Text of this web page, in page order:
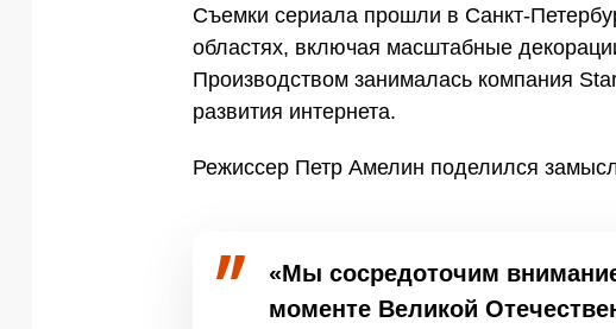
Съемки сериала прошли в Санкт-
областях, включая масштабные
Производством занималась компания
развития интернета.
Режиссер Петр Амелин поделился
«Мы сосредоточим
моменте Великой